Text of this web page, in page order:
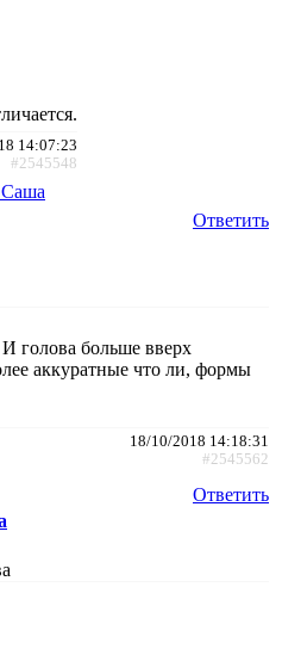
14:07:23
#2545548
Ответить
голова больше вверх
аккуратные что ли, формы
18/10/2018 14:18:31
#2545562
Ответить